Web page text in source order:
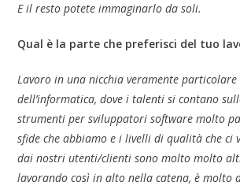
E il resto potete immaginarlo da soli.
Qual è la parte che preferisci del tuo
Lavoro in una nicchia veramente particolare
dell’informatica, dove i talenti si contano
strumenti per sviluppatori software molto
sfide che abbiamo e i livelli di qualità che ci
dai nostri utenti/clienti sono molto molto
lavorando così in alto nella catena, è molto